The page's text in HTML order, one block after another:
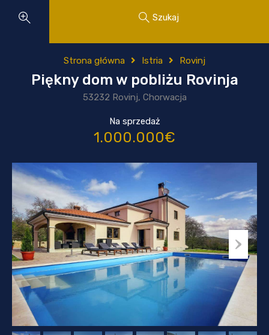
Szukaj
Strona główna Istria Rovinj
Piękny dom w pobliżu Rovinja
53232 Rovinj, Chorwacja
Na sprzedaż
1.000.000€